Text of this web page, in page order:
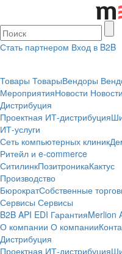
Стать партнером Вход в B2B
Товары ТоварыВендоры
МероприятияНовости Новости
Дистрибуция
Проектная ИТ-дистрибуция
ИТ-услуги
Сеть компьютерных клиник
Ритейл и e-commerce
СитилинкПозитроникаКактус
Производство
БюрократСобственные
Сервисы Сервисы
B2B API EDI ГарантияMerlion
О компании О компании
Дистрибуция
Проектная ИТ-дистрибуция